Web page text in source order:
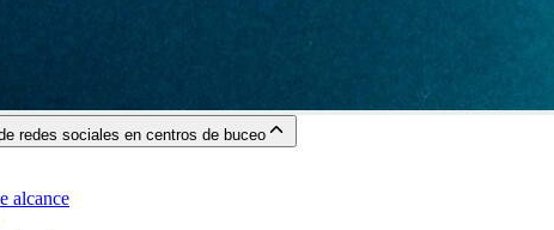
redes sociales en centros de buceo
alcance